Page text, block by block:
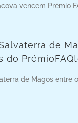
vencem Prémio
de
do
de Magos entre